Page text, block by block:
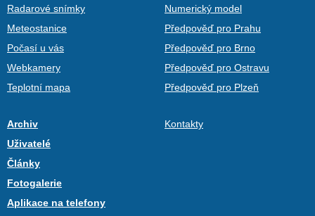
Radarové snímky
Meteostanice
Počasí u vás
Webkamery
Teplotní mapa
Numerický model
Předpověď pro Prahu
Předpověď pro Brno
Předpověď pro Ostravu
Předpověď pro Plzeň
Archiv
Uživatelé
Články
Fotogalerie
Aplikace na telefony
Kontakty